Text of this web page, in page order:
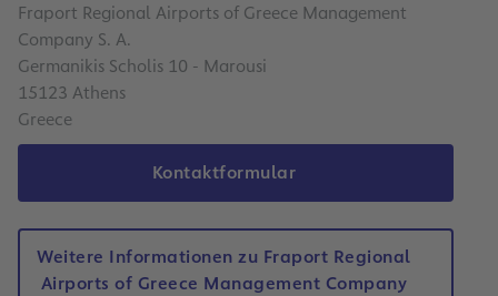
Fraport Regional Airports of Greece Management
Company S. A.
Germanikis Scholis 10 - Marousi
15123 Athens
Greece
Kontaktformular
Weitere Informationen zu Fraport Regional
Airports of Greece Management Company